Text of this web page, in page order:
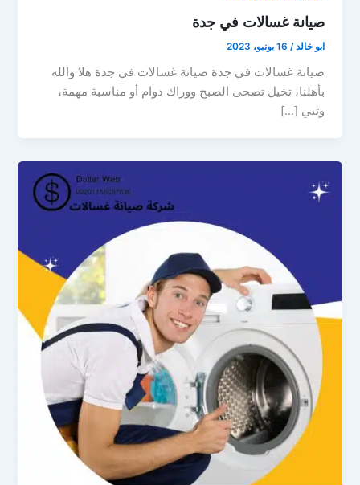
صيانة غسالات في جدة
ابو خالد/ 16 يونيو، 2023
صيانة غسالات في جدة صيانة غسالات في جدة هلا والله
بأهلنا، تخيل تصحى الصبح ووراك دوام أو مناسبة مهمة،
وتبي […]